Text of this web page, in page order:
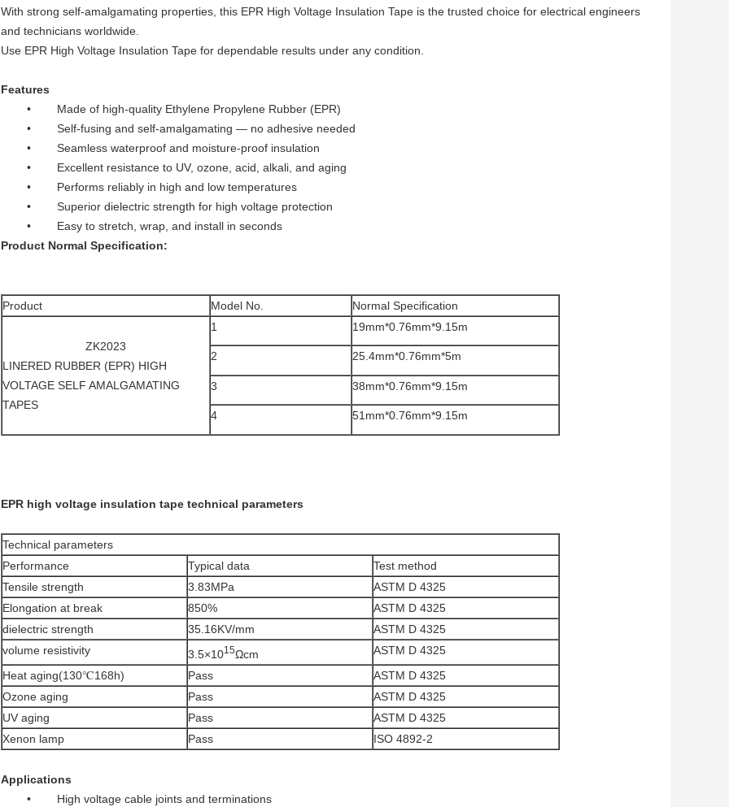
With strong self-amalgamating properties, this EPR High Voltage Insulation Tape is the trusted choice for electrical engineers
and technicians worldwide.
Use EPR High Voltage Insulation Tape for dependable results under any condition.
Features
• Made of high-quality Ethylene Propylene Rubber (EPR)
• Self-fusing and self-amalgamating — no adhesive needed
• Seamless waterproof and moisture-proof insulation
• Excellent resistance to UV, ozone, acid, alkali, and aging
• Performs reliably in high and low temperatures
• Superior dielectric strength for high voltage protection
• Easy to stretch, wrap, and install in seconds
Product Normal Specification:
Product Model No. Normal Specification
ZK2023
LINERED RUBBER (EPR) HIGH
VOLTAGE SELF AMALGAMATING
TAPES
1 19mm*0.76mm*9.15m
2 25.4mm*0.76mm*5m
3 38mm*0.76mm*9.15m
4 51mm*0.76mm*9.15m
EPR high voltage insulation tape technical parameters
Technical parameters
Performance
Typical data
Test method
Tensile strength
3.83MPa
ASTM D 4325
Elongation at break
850%
ASTM D 4325
dielectric strength
35.16KV/mm
ASTM D 4325
volume resistivity
3.5×1015Ωcm
ASTM D 4325
Heat aging(130℃168h)
Pass
ASTM D 4325
Ozone aging
Pass
ASTM D 4325
UV aging
Pass
ASTM D 4325
Xenon lamp
Pass ISO 4892-2
Applications
• High voltage cable joints and terminations